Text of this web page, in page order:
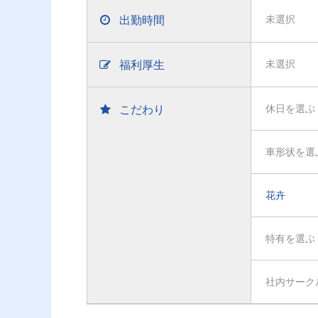
出勤時間 未選択
福利厚生 未選択
こだわり 休日を選ぶ
車形状を選
花卉
特有を選ぶ
社内サーク